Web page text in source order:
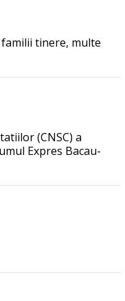
tinere, multe
(CNSC) a
Expres Bacau-